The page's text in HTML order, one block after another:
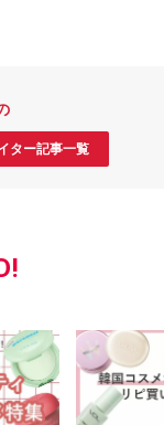
ター記事一覧